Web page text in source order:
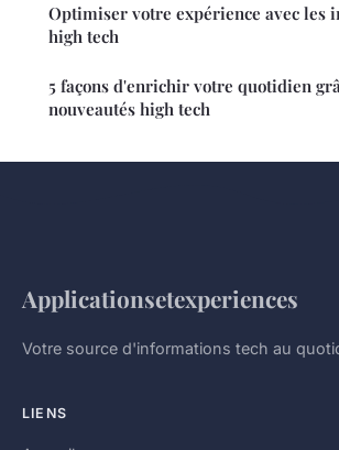
Optimiser votre expérience avec les
high tech
5 façons d'enrichir votre quotidien
nouveautés high tech
Applicationsetexperiences
Votre source d'informations tech au
LIENS